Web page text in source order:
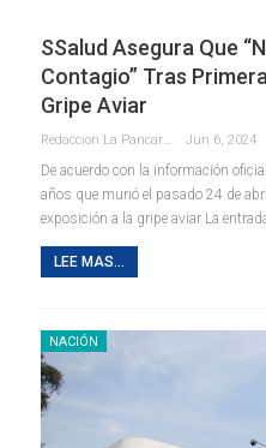
SSalud Asegura Que
Contagio” Tras
Gripe Aviar
Redaccion La Pancarta De Quintana Roo Jun 6, 2024
De acuerdo con la información
años que murió el pasado 24 de
exposición a la gripe aviar La
LEE MAS...
NACIÓN